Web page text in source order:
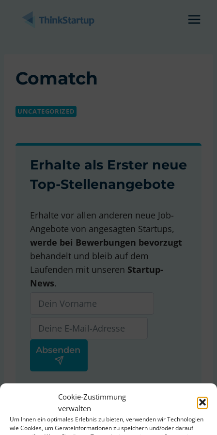
Cookie-Zustimmung
verwalten
Um Ihnen ein optimales Erlebnis zu bieten, verwenden wir Technologien
wie Cookies, um Geräteinformationen zu speichern und/oder darauf
Comatch
UNCATEGORIZED
Erhalte als Erster neue
Top-Stellenangebote
Erhalte vor allen anderen neue Job-
Angebote von angesagten Startups,
werde bei Bewerbungen bevorzugt
behandelt und bleib auf dem
Laufenden mit unseren Startup-
News.
Datenschutzerklärungvon
ThinkStartup zu.